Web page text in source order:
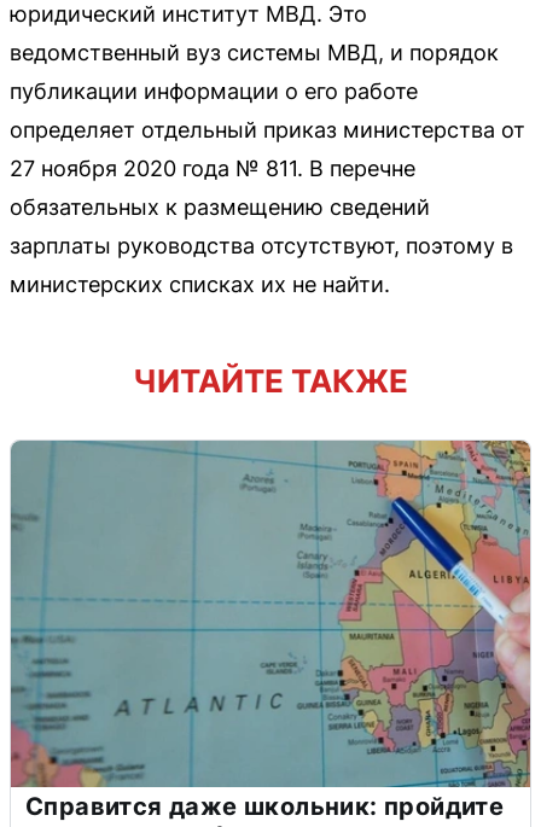
юридический институт МВД. Это
ведомственный вуз системы МВД, и порядок
публикации информации о его работе
определяет отдельный приказ министерства от
27 ноября 2020 года № 811. В перечне
обязательных к размещению сведений
зарплаты руководства отсутствуют, поэтому в
министерских списках их не найти.
ЧИТАЙТЕ ТАКЖЕ
Справится даже школьник: пройдите